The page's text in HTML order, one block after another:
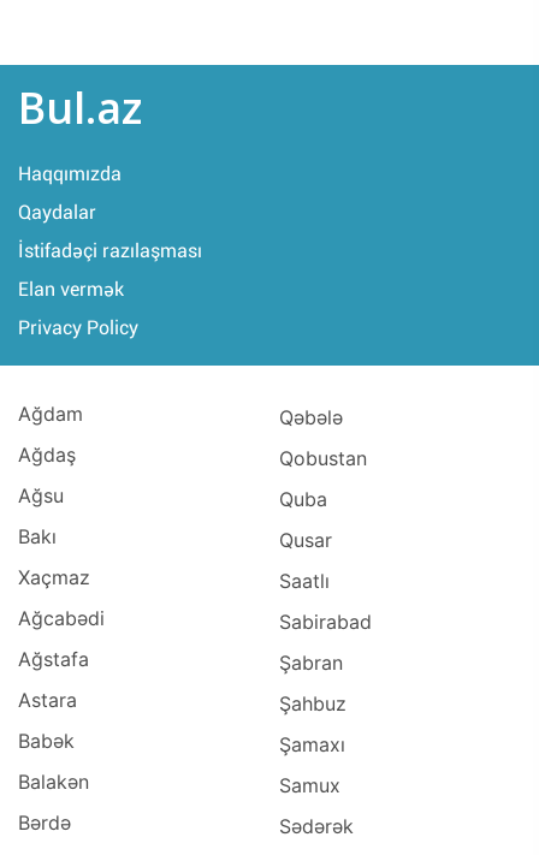
Bul.az
Haqqımızda
Qaydalar
İstifadəçi razılaşması
Elan vermək
Privacy Policy
Ağdam
Ağdaş
Ağsu
Bakı
Xaçmaz
Ağcabədi
Ağstafa
Astara
Babək
Balakən
Bərdə
Qəbələ
Qobustan
Quba
Qusar
Saatlı
Sabirabad
Şabran
Şahbuz
Şamaxı
Samux
Sədərək